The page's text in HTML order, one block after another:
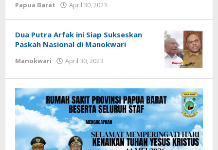
Papua Barat April 30, 2023
:
Papua
Star
Dua Putra Arfak ini Siap Sukseskan
Paskah Nasional di Manokwari
Manokwari April 30, 2023
:
Papua
Star